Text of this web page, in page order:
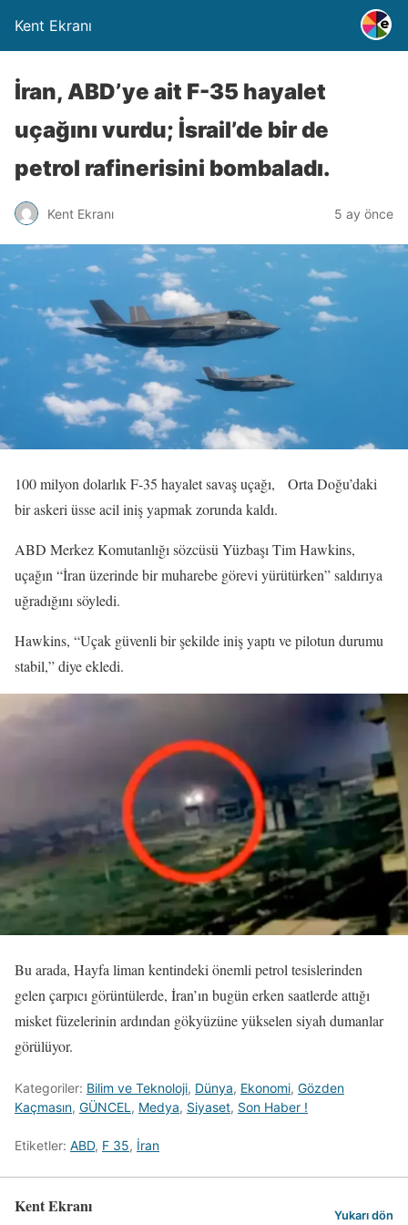
Kent Ekranı
İran, ABD’ye ait F-35 hayalet
uçağını vurdu; İsrail’de bir de
petrol rafinerisini bombaladı.
Kent Ekranı 5 ay önce
100 milyon dolarlık F-35 hayalet savaş uçağı, Orta Doğu’daki
bir askeri üsse acil iniş yapmak zorunda kaldı.
ABD Merkez Komutanlığı sözcüsü Yüzbaşı Tim Hawkins,
uçağın “İran üzerinde bir muharebe görevi yürütürken” saldırıya
uğradığını söyledi.
Hawkins, “Uçak güvenli bir şekilde iniş yaptı ve pilotun durumu
stabil,” diye ekledi.
Bu arada, Hayfa liman kentindeki önemli petrol tesislerinden
gelen çarpıcı görüntülerde, İran’ın bugün erken saatlerde attığı
misket füzelerinin ardından gökyüzüne yükselen siyah dumanlar
görülüyor.
Kategoriler: Bilim ve Teknoloji, Dünya, Ekonomi, Gözden
Kaçmasın, GÜNCEL , Medya, Siyaset, Son Haber !
Etiketler: ABD, F 35, İran
Kent Ekranı Yukarı dön